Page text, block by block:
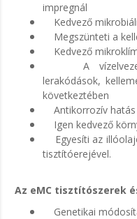
impregnál
Kedvező
Megszünteti a
Kedvező
A vízelvezető
lerakódások,
következtében
Antikorrozív hatás
Igen kedvező
Egyesíti az
tisztítóerejével.
Az eMC tisztítószerek
Genetikai